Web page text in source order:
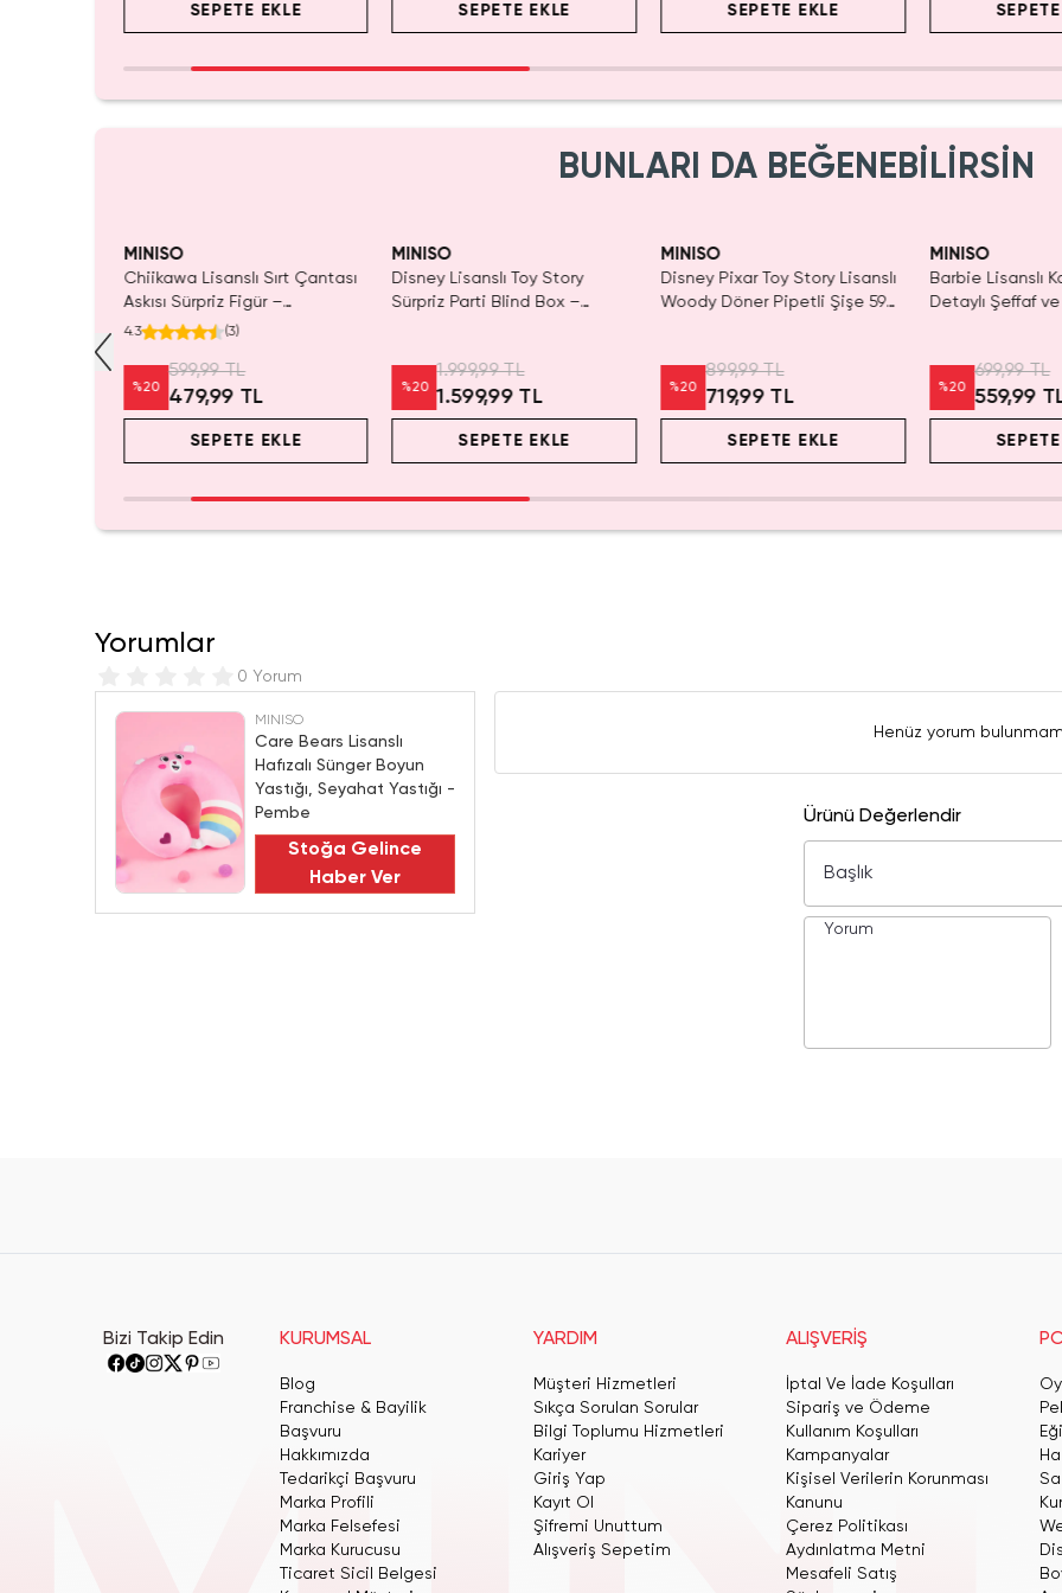
SEPETE EKLE SEPETE EKLE SEPETE EKLE
BUNLARI DA BEĞENEBİLİRSİN
MINISO
Disney Lisanslı Toy Story
Sürpriz Parti Blind Box –
Koleksiyonluk Figür
%20
1.999,99 TL
1.599,99 TL
SEPETE EKLE
MINISO
Disney Pixar Toy Story Lisanslı
Woody Döner Pipetli Şişe 590
%20
899,99 TL
719,99 TL
SEPETE EKLE
MINISO
Barbie Lisanslı Kayan Yıldız
Detaylı Şeffaf ve Sulu
%20
699,99 TL
559,99 TL
SEPETE EKLE
MINISO
Disney Lisanslı
Klipsli Figür –
%20
549,99 TL
439,99
Yorumlar
0 Yorum
MINISO
Care Bears Lisanslı
Hafızalı Sünger Boyun
Yastığı, Seyahat Yastığı -
Pembe
Stoğa Gelince
Haber Ver
Henüz yorum
Ürünü Değerlendir
Bizi Takip Edin KURUMSAL
Blog
Franchise & Bayilik
Başvuru
Hakkımızda
Tedarikçi Başvuru
Marka Profili
Marka Felsefesi
Marka Kurucusu
Ticaret Sicil Belgesi
YARDIM
Müşteri Hizmetleri
Sıkça Sorulan Sorular
Bilgi Toplumu Hizmetleri
Kariyer
Giriş Yap
Kayıt Ol
Şifremi Unuttum
Alışveriş Sepetim
ALIŞVERİŞ
İptal Ve İade Koşulları
Sipariş ve Ödeme
Kullanım Koşulları
Kampanyalar
Kişisel Verilerin Korunması
Kanunu
Çerez Politikası
Aydınlatma Metni
Mesafeli Satış